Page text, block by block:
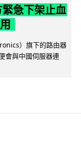
急下架止血
）旗下的路由器
會與中國伺服器連